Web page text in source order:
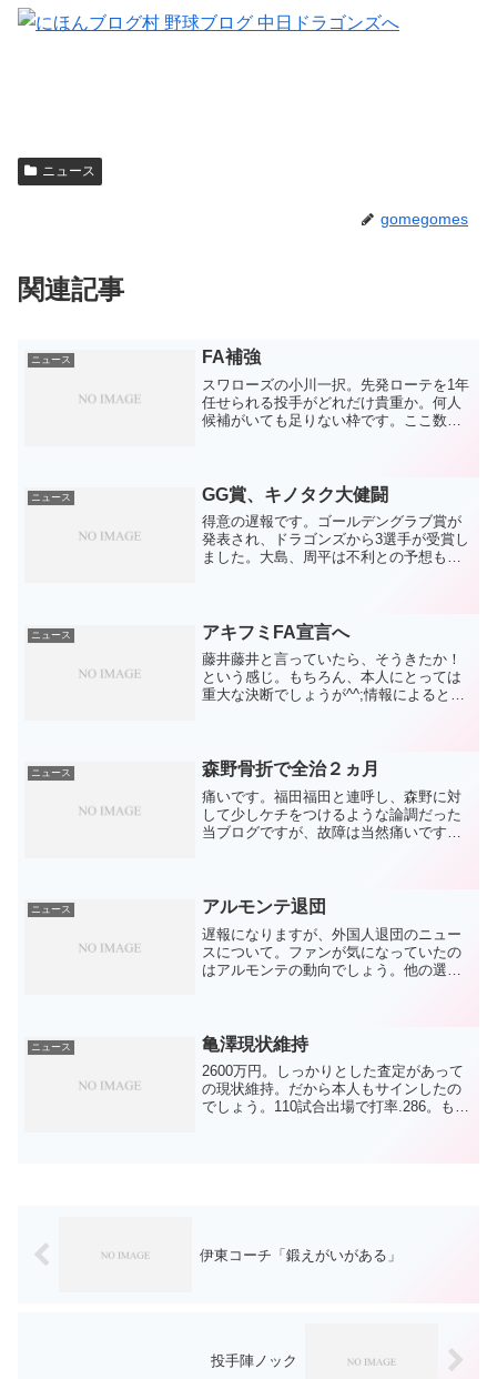
ニュース
gomegomes
関連記事
ニュース FA補強
スワローズの小川一択。先発ローテを1年
任せられる投手がどれだけ貴重か。何人
候補がいても足りない枠です。ここ数年
側が得をしようなんて考...
ニュース GG賞、キノタク大健闘
得意の遅報です。ゴールデングラブ賞が
発表され、ドラゴンズから3選手が受賞し
ました。大島、周平は不利との予想もあ
に分かるでしょう。肩は...
ニュース アキフミFA宣言へ
藤井藤井と言っていたら、そうきたか！
という感じ。もちろん、本人にとっては
重大な決断でしょうが^^;情報によると、
（笑）若松がドラフト...
ニュース 森野骨折で全治２ヵ月
痛いです。福田福田と連呼し、森野に対
して少しケチをつけるような論調だった
当ブログですが、故障は当然痛いです。
レーですが、ランナーとし...
ニュース アルモンテ退団
遅報になりますが、外国人退団のニュー
スについて。ファンが気になっていたの
はアルモンテの動向でしょう。他の選手
すが。出れば安定して打て...
ニュース 亀澤現状維持
2600万円。しっかりとした査定があって
の現状維持。だから本人もサインしたの
でしょう。110試合出場で打率.286。もち
伊東コーチ「鍛えがいがある」
投手陣ノック